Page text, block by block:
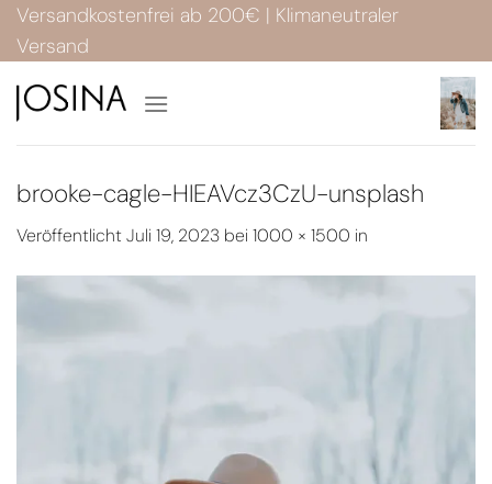
Zum
Inhalt
springen
Versandkostenfrei ab 200€ | Klimaneutraler
Versand
brooke-cagle-HIEAVcz3CzU-unsplash
VeröffentlichtJuli 19, 2023 bei 1000 × 1500 in